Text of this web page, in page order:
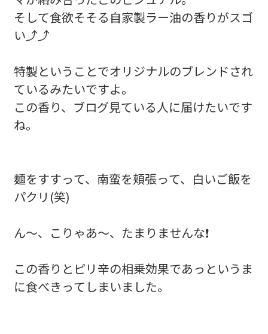
そして食欲そそる自家製ラー油の香りがスゴ
い⤴⤴
特製ということでオリジナルのブレンドされ
ているみたいですよ。
この香り、ブログ見ている人に届けたいです
ね。
麺をすすって、南蛮を頬張って、白いご飯を
パクリ(笑)
ん～、こりゃあ～、たまりませんな❗
この香りとピリ辛の相乗効果であっというま
に食べきってしまいました。